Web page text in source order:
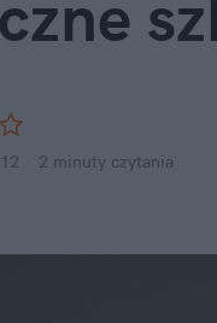
2 minuty czytania